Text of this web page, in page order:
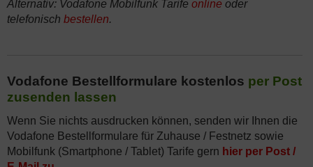
Alternativ: Vodafone Mobilfunk Tarife online oder
telefonisch bestellen.
Vodafone Bestellformulare kostenlos per Post
zusenden lassen
Wenn Sie nichts ausdrucken können, senden wir Ihnen die
Vodafone Bestellformulare für Zuhause / Festnetz sowie
Mobilfunk (Smartphone / Tablet) Tarife gern hier per Post /